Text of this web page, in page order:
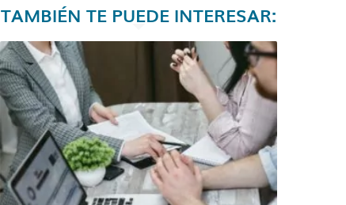
TAMBIÉN TE PUEDE INTERESAR: